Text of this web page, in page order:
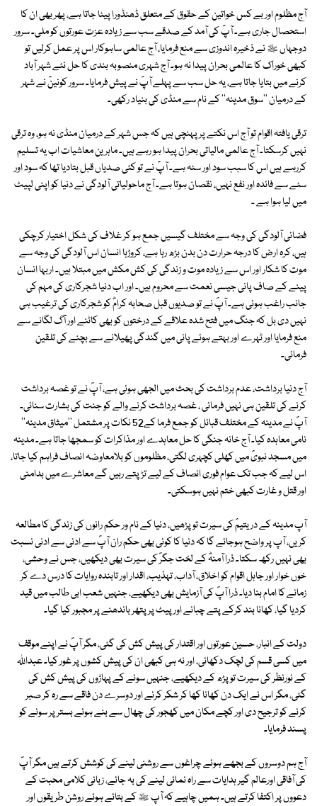
آج مظلوم اور بے کس خواتین کے حقوق کے متعلق ڈھنڈورا پیٹا جاتا ہے، پھر بھی ان کا
استحصال جاری ہے۔ آپؐ کی آمد کے صدقے سب سے زیادہ عزت عورتوں کو ملی۔ سرور
دوجہاں ﷺ نے ذخیرہ اندوزی سے منع فرمایا، آج عالمی ساہوکار اس پر عمل کرلیں تو
کبھی خوراک کا عالمی بحران پیدا نہ ہو۔ آج شہری منصوبہ بندی کا حل نئے شہر آباد
کرنے میں بتایا جاتا ہے، یہ حل سب سے پہلے آپؐ نے پیش فرمایا۔ سرور کونینؐ نے شہر
کے درمیان ''سوق مدینہ'' کے نام سے منڈی کی بنیاد رکھی۔
ترقی یافتہ اقوام تو آج اس نکتے پر پہنچی ہیں کہ جس شہر کے درمیان منڈی نہ ہو، وہ ترقی
نہیں کرسکتا۔ آج عالمی مالیاتی بحران پیدا ہو رہے ہیں۔ ماہرین معاشیات اب یہ تسلیم
کررہے ہیں اس کا سبب سود اور سٹہ ہے۔ آپؐ نے تو کئی صدیاں قبل بتادیا تھا کہ سود اور
سٹے سے فائدہ اور نفع نہیں، نقصان ہوتا ہے۔ آج ماحولیاتی آلودگی نے دنیا کو اپنی لپیٹ
میں لیا ہوا ہے ۔
فضائی آلودگی کی وجہ سے مختلف گیسیں جمع ہو کر غلاف کی شکل اختیار کرچکی
ہیں، کرہ ارض کا درجہ حرارت دن بدن بڑھ رہا ہے، کروڑہا انسان اس آلودگی کی وجہ سے
موت کا شکار اور اس سے زیادہ موت و زندگی کی کش مکش میں مبتلا ہیں۔ اربہا انسان
پینے کے صاف پانی جیسی نعمت سے محروم ہیں۔ اور اب دنیا شجرکاری کی مہم کی
جانب راغب ہوئی ہے۔ آپؐ نے تو صدیوں قبل صحابہ کرامؓ کو شجرکاری کی ترغیب ہی
نہیں دی بل کہ جنگ میں فتح شدہ علاقے کے درختوں کو بھی کاٹنے اور آگ لگانے سے
منع فرمایا اور ٹہرے اور بہتے ہوئے پانی میں گندگی پھیلانے سے بچنے کی تلقین
فرمائی۔
آج دنیا برداشت، عدم برداشت کی بحث میں الجھی ہوئی ہے، آپؐ نے تو غصہ برداشت
کرنے کی تلقین ہی نہیں فرمائی ، غصہ برداشت کرنے والے کو جنت کی بشارت سنائی۔
آپؐ نے مدینہ کے مختلف قبائل کو جمع فرما کے52 نکات پر مشتمل ''میثاق مدینہ''
نامی معاہدہ کیا۔ آج خانہ جنگی کا حل معاہدے اور مذاکرات کو سمجھا جاتا ہے۔ مدینہ
میں مسجد نبویؐ میں کھلی کچہری لگتی، مظلوموں کو بلامعاوضہ انصاف فراہم کیا جاتا،
اس لیے کہ جب تک عوام فوری انصاف کے لیے تڑپتے رہیں گے معاشرے میں بدامنی
اور قتل و غارت کبھی ختم نہیں ہوسکتی۔
آپ مدینہ کے دریتیمؐ کی سیرت تو پڑھیں، دنیا کے نام ور حکم رانوں کی زندگی کا مطالعہ
کریں، آپ پر واضح ہوجائے گا کہ دنیا کا کوئی بھی حکم ران آپؐ سے ادنی سے ادنی نسبت
بھی نہیں رکھ سکتا۔ ذرا آمنہؓ کے لخت جگرؐ کی سیرت بھی دیکھیں، جس نے وحشی،
خوں خوار اور جاہل اقوام کو اخلاق، آداب، تہذیب، اقدار اور تابندہ روایات کا درس دے کر
زمانے کا امام بنا دیا۔ ذرا آپؐ کی آزمایش بھی دیکھیے، جنہیں شعب ابی طالب میں قید
کردیا گیا، کھانا بند کرکے پتے چبانے اور پیٹ پر پتھر باندھنے پر مجبور کیا گیا۔
دولت کے انبار، حسین عورتوں اور اقتدار کی پیش کش کی گئی، مگر آپؐ نے اپنے موقف
میں کسی قسم کی لچک دکھائی، اور نہ ہی کبھی ان کی پیش کشوں پر غور کیا۔ عبداﷲ
کے نورنظر کی سیرت تو پڑھ کے دیکھیے، جنہیں سونے کے پہاڑوں کی پیش کش کی
گئی، مگر اس نے ایک دن کھانا کھا کر شکر کرنے اور دوسرے دن فاقے سے رہ کر صبر
کرنے کو ترجیح دی اور کچے مکان میں کھجور کی چھال سے بنے ہوئے بستر پر سونے کو
پسند فرمایا۔
آج ہم دوسروں کے بجھے ہوئے چراغوں سے روشنی لینے کی کوشش کرتے ہیں مگر آپؐ
کی آفاقی اورعالم گیر ہدایات سے راہ نمائی لینے کی بہ جائے، زبانی کلامی محبت کے
دعووں پر اکتفا کرتے ہیں۔ ہمیں چاہیے کہ آپ ﷺ کے بتائے ہوئے روشن طریقوں اور